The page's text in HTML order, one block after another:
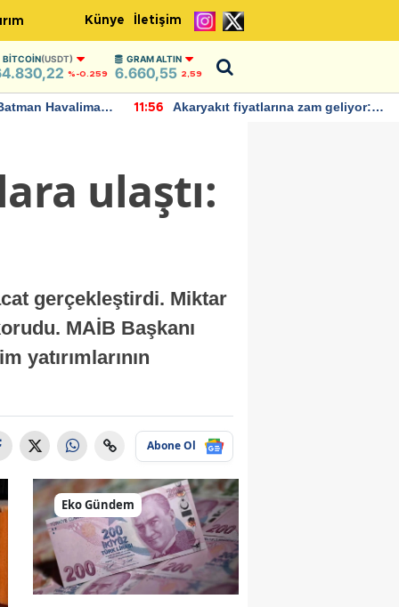
Künye İletişim
BITCOIN(USDT)
%-0.259
GRAM ALTIN
6.660,55 2,59
Havalimanı
11:56
Akaryakıt fiyatlarına zam geliyor:
ulaştı:
gerçekleştirdi. Miktar
MAİB Başkanı
yatırımlarının
Abone Ol
Eko Gündem